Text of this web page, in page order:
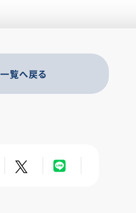
一覧へ戻る